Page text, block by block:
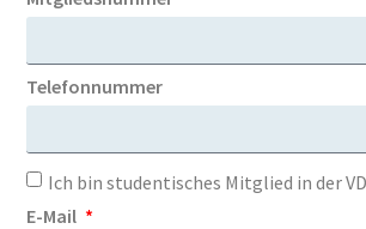
Telefonnummer
Ich bin studentisches Mitglied in der
E-Mail